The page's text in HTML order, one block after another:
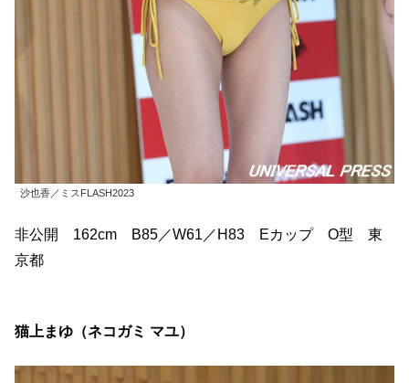
沙也香／ミスFLASH2023
非公開 162cm B85／W61／H83 Eカップ O型 東
京都
猫上まゆ（ネコガミ マユ）